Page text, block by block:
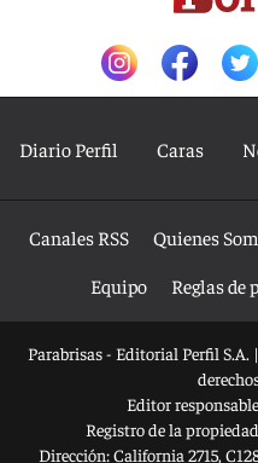
Diario Perfil Caras
Canales RSS Quienes
Equipo
Reglas de
Parabrisas - Editorial Perfil S.A.
Editor
Registro de la
Dirección:California 2715,